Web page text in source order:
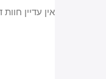
אין עדיין חוות דעת.